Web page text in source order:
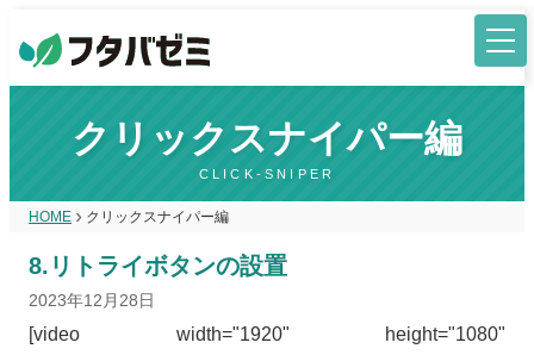
クリックスナイパー編
CLICK-SNIPER
HOME クリックスナイパー編
8.リトライボタンの設置
2023年12月28日
[video width="1920" height="1080"